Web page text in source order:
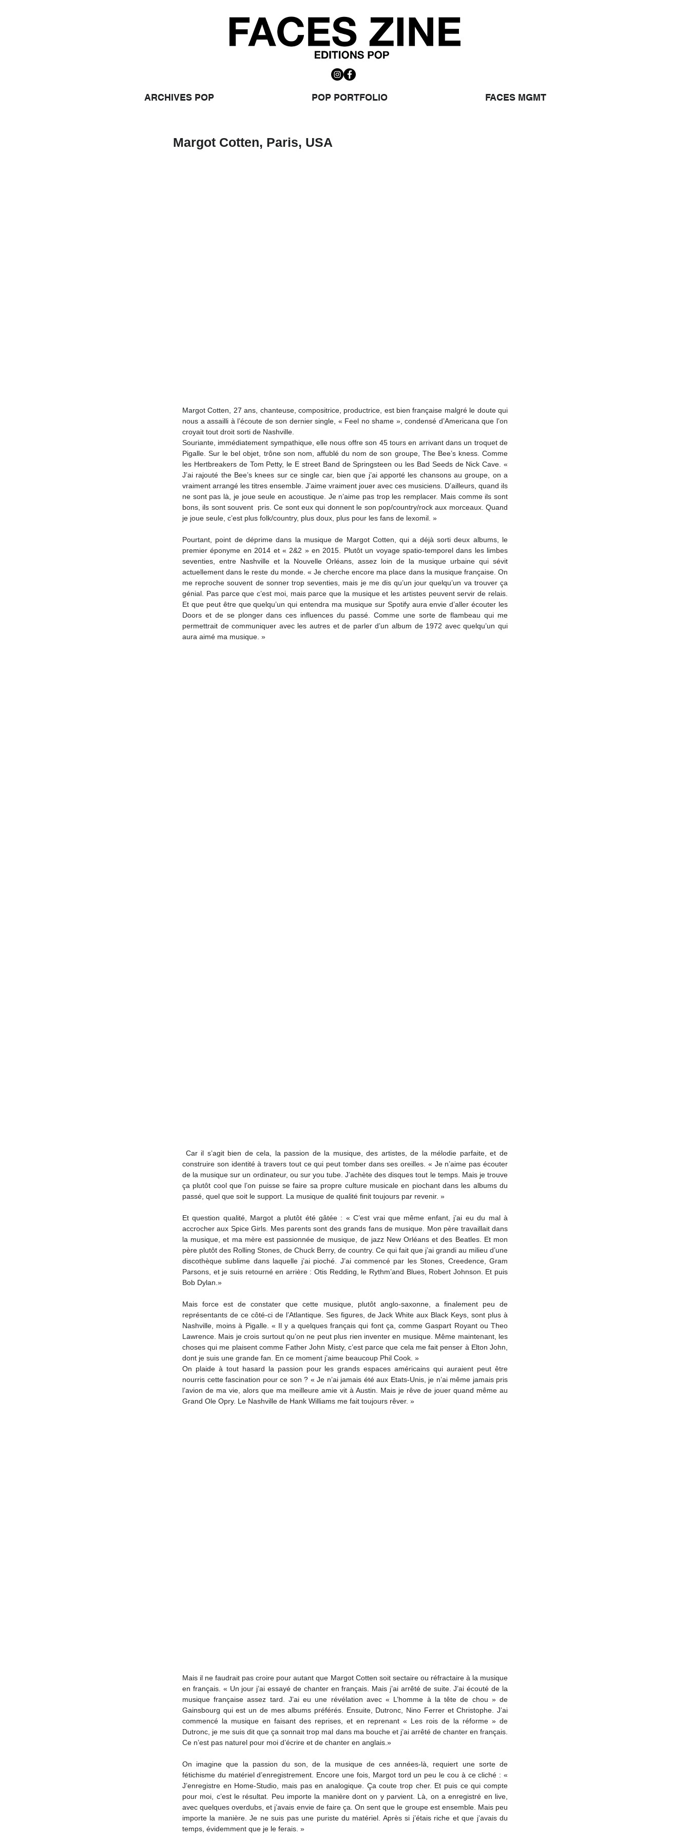
ARCHIVES POP POP PORTFOLIO FACES MGMT
Margot Cotten, Paris, USA
Margot Cotten, 27 ans, chanteuse, compositrice, productrice, est bien française malgré le doute qui
nous a assailli à l’écoute de son dernier single, « Feel no shame », condensé d’Americana que l’on
croyait tout droit sorti de Nashville.
Souriante, immédiatement sympathique, elle nous offre son 45 tours en arrivant dans un troquet de
Pigalle. Sur le bel objet, trône son nom, affublé du nom de son groupe, The Bee’s kness. Comme
les Hertbreakers de Tom Petty, le E street Band de Springsteen ou les Bad Seeds de Nick Cave. «
J’ai rajouté the Bee’s knees sur ce single car, bien que j’ai apporté les chansons au groupe, on a
vraiment arrangé les titres ensemble. J’aime vraiment jouer avec ces musiciens. D’ailleurs, quand ils
ne sont pas là, je joue seule en acoustique. Je n’aime pas trop les remplacer. Mais comme ils sont
bons, ils sont souvent  pris. Ce sont eux qui donnent le son pop/country/rock aux morceaux. Quand
je joue seule, c’est plus folk/country, plus doux, plus pour les fans de lexomil. »
Pourtant, point de déprime dans la musique de Margot Cotten, qui a déjà sorti deux albums, le
premier éponyme en 2014 et « 2&2 » en 2015. Plutôt un voyage spatio-temporel dans les limbes
seventies, entre Nashville et la Nouvelle Orléans, assez loin de la musique urbaine qui sévit
actuellement dans le reste du monde. « Je cherche encore ma place dans la musique française. On
me reproche souvent de sonner trop seventies, mais je me dis qu’un jour quelqu’un va trouver ça
génial. Pas parce que c’est moi, mais parce que la musique et les artistes peuvent servir de relais.
Et que peut être que quelqu’un qui entendra ma musique sur Spotify aura envie d’aller écouter les
Doors et de se plonger dans ces influences du passé. Comme une sorte de flambeau qui me
permettrait de communiquer avec les autres et de parler d’un album de 1972 avec quelqu’un qui
aura aimé ma musique. »
construire son identité à travers tout ce qui peut tomber dans ses oreilles. « Je n’aime pas écouter
de la musique sur un ordinateur, ou sur you tube. J’achète des disques tout le temps. Mais je trouve
ça plutôt cool que l’on puisse se faire sa propre culture musicale en piochant dans les albums du
passé, quel que soit le support. La musique de qualité finit toujours par revenir. »
Et question qualité, Margot a plutôt été gâtée : « C’est vrai que même enfant, j’ai eu du mal à
accrocher aux Spice Girls. Mes parents sont des grands fans de musique. Mon père travaillait dans
la musique, et ma mère est passionnée de musique, de jazz New Orléans et des Beatles. Et mon
père plutôt des Rolling Stones, de Chuck Berry, de country. Ce qui fait que j’ai grandi au milieu d’une
discothèque sublime dans laquelle j’ai pioché. J’ai commencé par les Stones, Creedence, Gram
Parsons, et je suis retourné en arrière : Otis Redding, le Rythm’and Blues, Robert Johnson. Et puis
Bob Dylan.»
Mais force est de constater que cette musique, plutôt anglo-saxonne, a finalement peu de
représentants de ce côté-ci de l’Atlantique. Ses figures, de Jack White aux Black Keys, sont plus à
Nashville, moins à Pigalle. « Il y a quelques français qui font ça, comme Gaspart Royant ou Theo
Lawrence. Mais je crois surtout qu’on ne peut plus rien inventer en musique. Même maintenant, les
choses qui me plaisent comme Father John Misty, c’est parce que cela me fait penser à Elton John,
dont je suis une grande fan. En ce moment j’aime beaucoup Phil Cook. »
On plaide à tout hasard la passion pour les grands espaces américains qui auraient peut être
nourris cette fascination pour ce son ? « Je n’ai jamais été aux Etats-Unis, je n’ai même jamais pris
l’avion de ma vie, alors que ma meilleure amie vit à Austin. Mais je rêve de jouer quand même au
Grand Ole Opry. Le Nashville de Hank Williams me fait toujours rêver. »
Mais il ne faudrait pas croire pour autant que Margot Cotten soit sectaire ou réfractaire à la musique
en français. « Un jour j’ai essayé de chanter en français. Mais j’ai arrêté de suite. J’ai écouté de la
musique française assez tard. J’ai eu une révélation avec « L’homme à la tête de chou » de
Gainsbourg qui est un de mes albums préférés. Ensuite, Dutronc, Nino Ferrer et Christophe. J’ai
commencé la musique en faisant des reprises, et en reprenant « Les rois de la réforme » de
Dutronc, je me suis dit que ça sonnait trop mal dans ma bouche et j’ai arrêté de chanter en français.
Ce n’est pas naturel pour moi d’écrire et de chanter en anglais.»
On imagine que la passion du son, de la musique de ces années-là, requiert une sorte de
fétichisme du matériel d’enregistrement. Encore une fois, Margot tord un peu le cou à ce cliché : «
J’enregistre en Home-Studio, mais pas en analogique. Ça coute trop cher. Et puis ce qui compte
pour moi, c’est le résultat. Peu importe la manière dont on y parvient. Là, on a enregistré en live,
avec quelques overdubs, et j’avais envie de faire ça. On sent que le groupe est ensemble. Mais peu
importe la manière. Je ne suis pas une puriste du matériel. Après si j’étais riche et que j’avais du
temps, évidemment que je le ferais. »